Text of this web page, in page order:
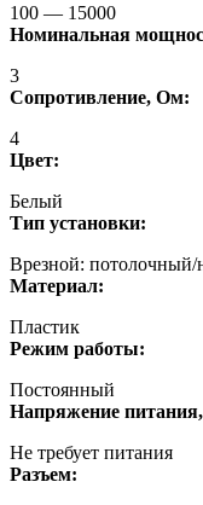
100 — 15000
Номинальная
3
Сопротивление, Ом:
4
Цвет:
Белый
Тип установки:
Врезной: потолочный/
Материал:
Пластик
Режим работы:
Постоянный
Напряжение
Не требует питания
Разъем: